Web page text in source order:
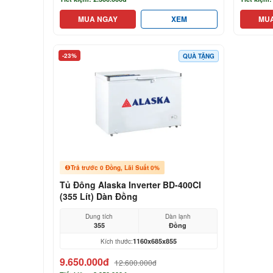
MUA NGAY XEM
-23% QUÀ TẶNG
Trả trước 0 Đồng, Lãi Suất 0%
Tủ Đông Alaska Inverter BD-400CI
(355 Lít) Dàn Đồng
Dung tích
355
Dàn lạnh
Đồng
Kích thước:1160x685x855
9.650.000đ 12.600.000đ